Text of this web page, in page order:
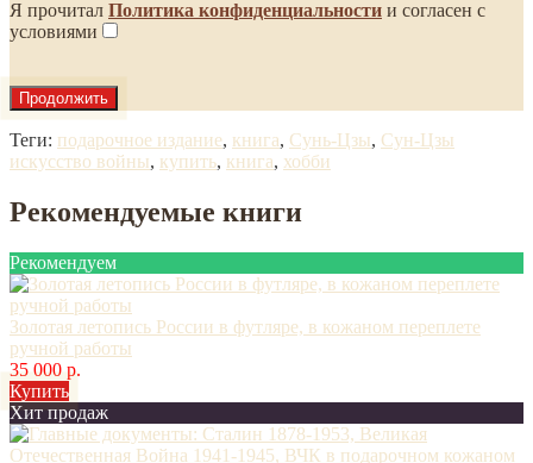
Я прочитал Политика конфиденциальности и согласен с
условиями
Продолжить
Теги: подарочное издание, книга, Сунь-Цзы, Сун-Цзы
искусство войны, купить, книга, хобби
Рекомендуемые книги
Рекомендуем
Золотая летопись России в футляре, в кожаном переплете
ручной работы
35 000 р.
Купить
Хит продаж